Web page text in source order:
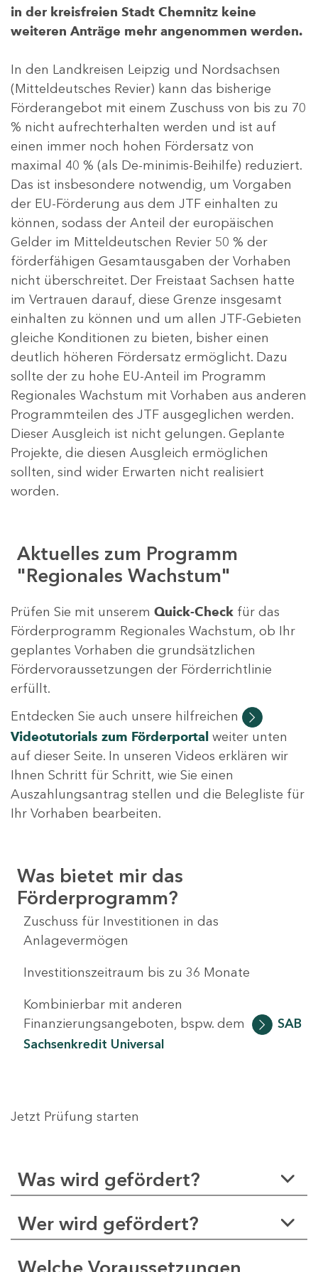
in der kreisfreien Stadt Chemnitz keine
weiteren Anträge mehr angenommen werden.
In den Landkreisen Leipzig und Nordsachsen
(Mitteldeutsches Revier) kann das bisherige
Förderangebot mit einem Zuschuss von bis zu 70
% nicht aufrechterhalten werden und ist auf
einen immer noch hohen Fördersatz von
maximal 40 % (als De-minimis-Beihilfe) reduziert.
Das ist insbesondere notwendig, um Vorgaben
der EU-Förderung aus dem JTF einhalten zu
können, sodass der Anteil der europäischen
Gelder im Mitteldeutschen Revier 50 % der
förderfähigen Gesamtausgaben der Vorhaben
nicht überschreitet. Der Freistaat Sachsen hatte
im Vertrauen darauf, diese Grenze insgesamt
einhalten zu können und um allen JTF-Gebieten
gleiche Konditionen zu bieten, bisher einen
deutlich höheren Fördersatz ermöglicht. Dazu
sollte der zu hohe EU-Anteil im Programm
Regionales Wachstum mit Vorhaben aus anderen
Programmteilen des JTF ausgeglichen werden.
Dieser Ausgleich ist nicht gelungen. Geplante
Projekte, die diesen Ausgleich ermöglichen
sollten, sind wider Erwarten nicht realisiert
worden.
Aktuelles zum Programm
"Regionales Wachstum"
Prüfen Sie mit unserem Quick-Check für das
Förderprogramm Regionales Wachstum, ob Ihr
geplantes Vorhaben die grundsätzlichen
Fördervoraussetzungen der Förderrichtlinie
erfüllt.
Entdecken Sie auch unsere hilfreichen
Videotutorials zum Förderportal weiter unten
auf dieser Seite. In unseren Videos erklären wir
Ihnen Schritt für Schritt, wie Sie einen
Auszahlungsantrag stellen und die Belegliste für
Ihr Vorhaben bearbeiten.
Was bietet mir das
Förderprogramm?
Zuschuss für Investitionen in das
Anlagevermögen
Investitionszeitraum bis zu 36 Monate
Kombinierbar mit anderen
Finanzierungsangeboten, bspw. dem
SAB
Sachsenkredit Universal
Jetzt Prüfung starten
Was wird gefördert?
Wer wird gefördert?
Welche Voraussetzungen